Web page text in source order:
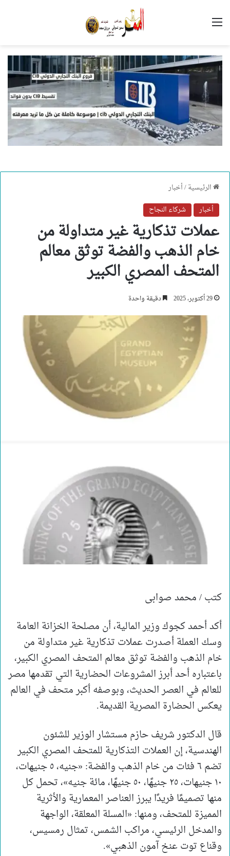
القائمة
الرئيسية/أخبار
أخبار
شركاء النجاح
عملات تذكارية غير متداولة من
خام الذهب والفضة توثق معالم
المتحف المصري الكبير
29 أكتوبر، 2025 دقيقة واحدة
كتب / محمد صوابى
أكد أحمد كجوك وزير المالية، أن مصلحة الخزانة العامة
وسك العملة أصدرت عملات تذكارية غير متداولة من
خام الذهب والفضة توثق معالم المتحف المصري الكبير،
باعتباره أحد أبرز المشروعات الحضارية التي تقدمها مصر
للعالم في العصر الحديث، وبوصفه أكبر متحف في العالم
يعكس الحضارة المصرية القديمة.
قال الدكتور شريف حازم مستشار الوزير للشئون
الهندسية، إن العملات التذكارية للمتحف المصري الكبير
تضم ٦ فئات من خام الذهب والفضة: «جنيه، ٥ جنيهات،
١٠ جنيهات، ٢٥ جنيهًا، ٥٠ جنيهًا، مائة جنيه»، تحمل كل
منها تصميمًا فريدًا يبرز العناصر المعمارية والأثرية
المميزة للمتحف، ومنها: «المسلة المعلقة، الواجهة
والمدخل الرئيسي، مراكب الشمس، تمثال رمسيس،
وقناع توت عنخ آمون الذهبي».